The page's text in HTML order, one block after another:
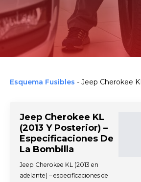
Esquema Fusibles - Jeep Cherokee
Jeep Cherokee KL
(2013 Y Posterior) –
Especificaciones De
La Bombilla
Jeep Cherokee KL (2013 en
adelante) – especificaciones de